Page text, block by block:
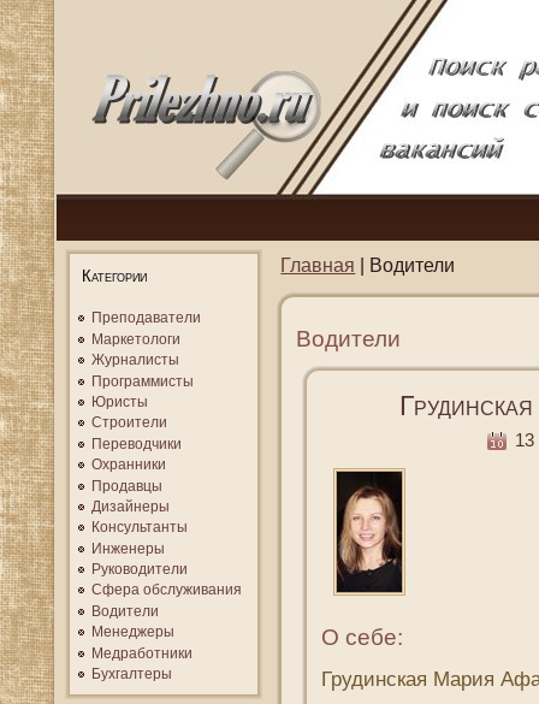
Категории
Преподаватели
Маркетологи
Журналисты
Программисты
Юристы
Строители
Переводчики
Охранники
Продавцы
Дизайнеры
Консультанты
Инженеры
Руководители
Сфера обслуживания
Водители
Менеджеры
Медработники
Бухгалтеры
Главная | Водители
Водители
13
О себе:
Грудинская Мария